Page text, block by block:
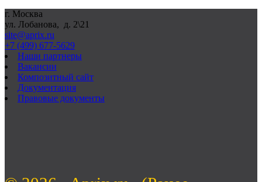
г. Москва
ул. Лобанова, д. 2\21
site@aprix.ru
+7 (499) 677-5629
Наши партнеры
Вакансии
Композитный сайт
Документация
Правовые документы